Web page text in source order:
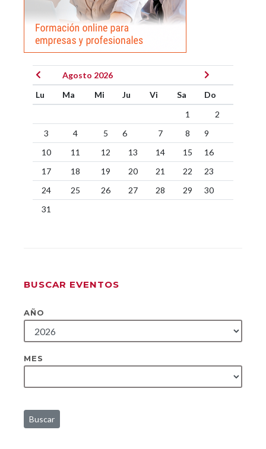
Agosto 2026
Lu
Ma Mi Ju Vi Sa
Do
1
2
3
4 5 6 7 8
9
10
11 12 13 14 15
16
17
18 19 20 21 22
23
24
25 26 27 28 29
30
31
BUSCAR EVENTOS
AÑO
MES
Buscar